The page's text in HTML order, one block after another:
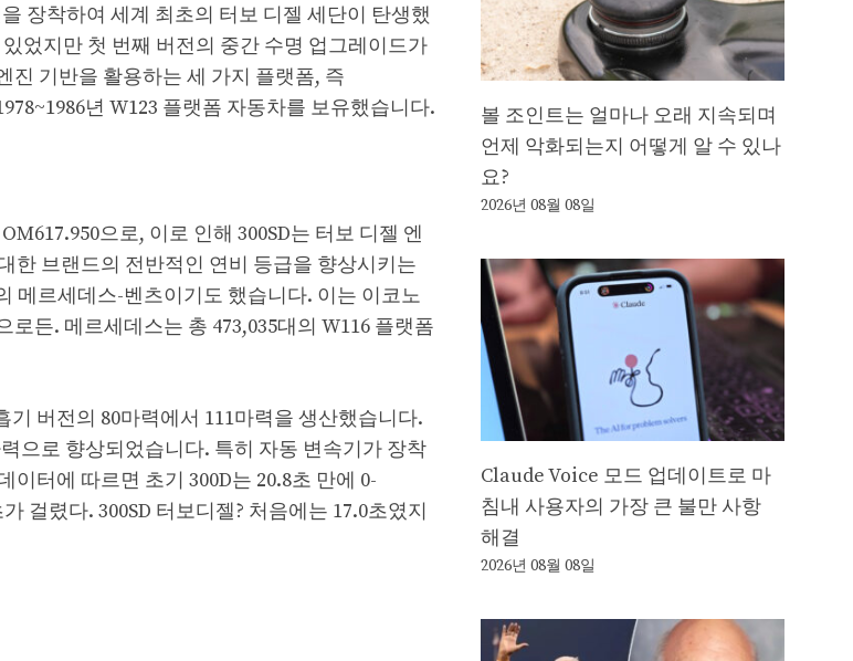
장착하여 세계 최초의 터보 디젤 세단이 탄생했
었지만 첫 번째 버전의 중간 수명 업그레이드가
기반을 활용하는 세 가지 플랫폼, 즉
년 W123 플랫폼 자동차를 보유했습니다.
으로, 이로 인해 300SD는 터보 디젤 엔
한 브랜드의 전반적인 연비 등급을 향상시키는
메르세데스-벤츠이기도 했습니다. 이는 이코노
든. 메르세데스는 총 473,035대의 W116 플랫폼
기 버전의 80마력에서 111마력을 생산했습니다.
으로 향상되었습니다. 특히 자동 변속기가 장착
터에 따르면 초기 300D는 20.8초 만에 0-
걸렸다. 300SD 터보디젤? 처음에는 17.0초였지
볼 조인트는 얼마나 오래 지속되며
언제 악화되는지 어떻게 알 수 있나
요?
2026년 08월 08일
Claude Voice 모드 업데이트로 마
침내 사용자의 가장 큰 불만 사항
해결
2026년 08월 08일